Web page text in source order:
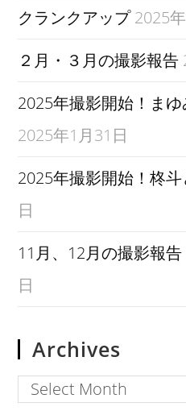
クランクアップ 2025
２月・３月の撮影報告
2025年撮影開始！ま
2025年1月31日
2025年撮影開始！柊
日
11月、12月の撮影報告
日
Archives
Select Month